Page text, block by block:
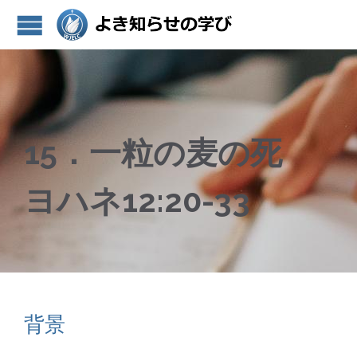
15．一粒の麦の死
ヨハネ12:20-33
背景